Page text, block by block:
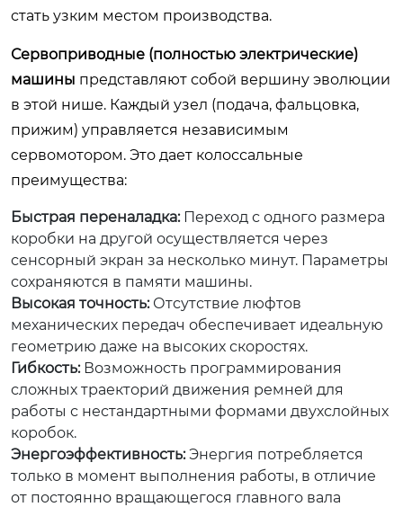
стать узким местом производства.
Сервоприводные (полностью электрические)
машины представляют собой вершину эволюции
в этой нише. Каждый узел (подача, фальцовка,
прижим) управляется независимым
сервомотором. Это дает колоссальные
преимущества:
Быстрая переналадка:Переход с одного размера
коробки на другой осуществляется через
сенсорный экран за несколько минут. Параметры
сохраняются в памяти машины.
Высокая точность:Отсутствие люфтов
механических передач обеспечивает идеальную
геометрию даже на высоких скоростях.
Гибкость:Возможность программирования
сложных траекторий движения ремней для
работы с нестандартными формами двухслойных
коробок.
Энергоэффективность:Энергия потребляется
только в момент выполнения работы, в отличие
от постоянно вращающегося главного вала